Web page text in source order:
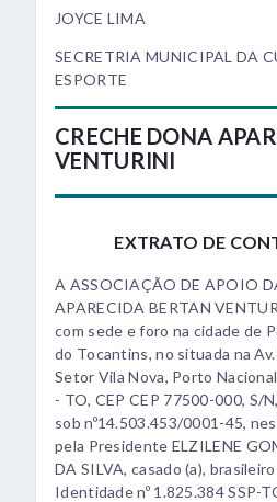
JOYCE LIMA
SECRETRIA MUNICIPAL DA
ESPORTE
CRECHE DONA
VENTURINI
EXTRATO DE
A ASSOCIAÇÃO DE APOIO
APARECIDA BERTAN
com sede e foro na cidade de
do Tocantins, no situada na
Setor Vila Nova, Porto
- TO, CEP CEP 77500-000, S/
sob nº14.503.453/0001-45,
pela Presidente ELZILENE
DA SILVA, casado (a),
Identidade nº 1.825.384 SSP-